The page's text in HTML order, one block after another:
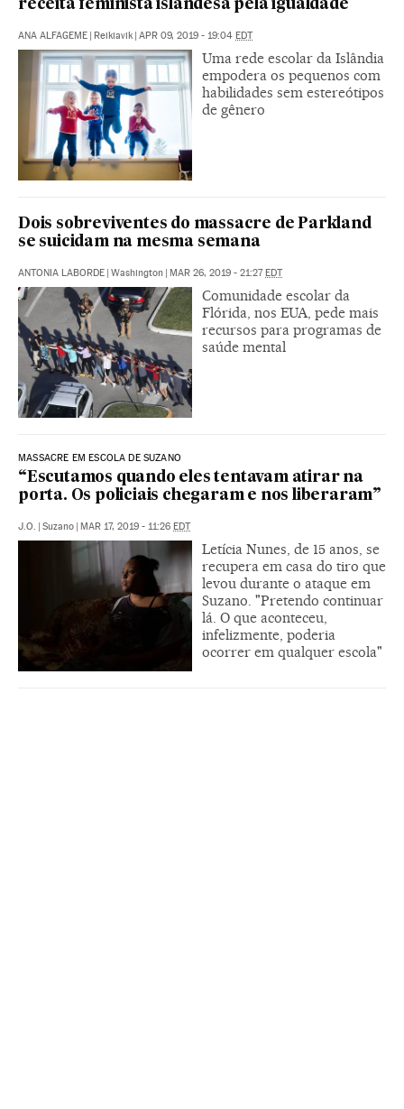
receita feminista islandesa pela igualdade
ANA ALFAGEME | Reikiavik | APR 09, 2019 - 19:04 EDT
Uma rede escolar da Islândia
empodera os pequenos com
habilidades sem estereótipos
de gênero
Dois sobreviventes do massacre de Parkland
se suicidam na mesma semana
ANTONIA LABORDE | Washington | MAR 26, 2019 - 21:27EDT
Comunidade escolar da
Flórida, nos EUA, pede mais
recursos para programas de
saúde mental
MASSACRE EM ESCOLA DE SUZANO
“Escutamos quando eles tentavam atirar na
porta. Os policiais chegaram e nos liberaram”
J.O. | Suzano | MAR 17, 2019 - 11:26 EDT
Letícia Nunes, de 15 anos, se
recupera em casa do tiro que
levou durante o ataque em
Suzano. "Pretendo continuar
lá. O que aconteceu,
infelizmente, poderia
ocorrer em qualquer escola"